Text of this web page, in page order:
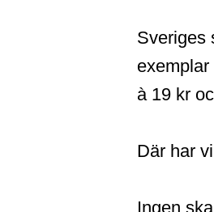
Sveriges
exemplar
à 19 kr
Där har
Ingen